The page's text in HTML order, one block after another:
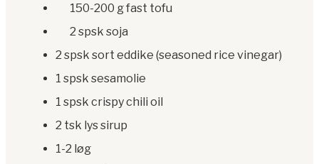
150-200 g fast tofu
2 spsk soja
2 spsk sort eddike (seasoned rice vinegar)
1 spsk sesamolie
1 spsk crispy chili oil
2 tsk lys sirup
1-2 løg